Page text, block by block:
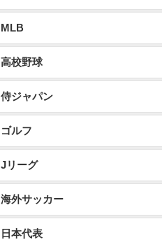
MLB
高校野球
侍ジャパン
ゴルフ
Jリーグ
海外サッカー
日本代表